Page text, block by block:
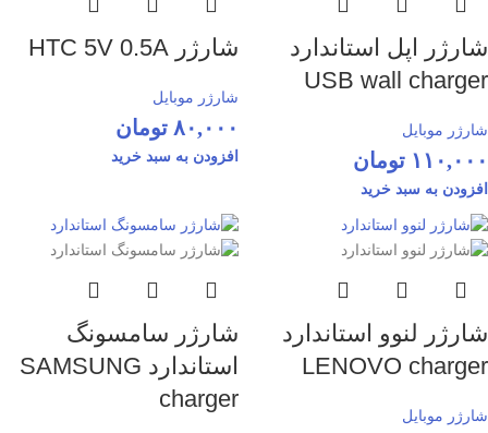
شارژر اپل استاندارد
USB wall charger
شارژر موبایل
۱۱۰,۰۰۰ تومان
افزودن به سبد خرید
شارژر HTC 5V 0.5A
شارژر موبایل
۸۰,۰۰۰ تومان
افزودن به سبد خرید
شارژر لنوو استاندارد
LENOVO charger
شارژر موبایل
شارژر سامسونگ
استاندارد SAMSUNG
charger